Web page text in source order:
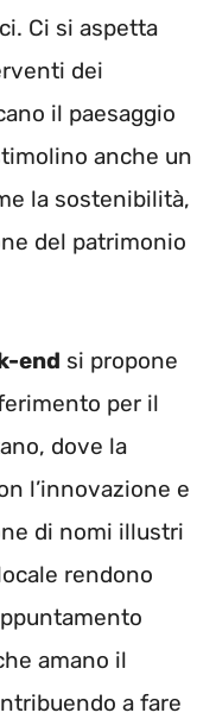
Ci si aspetta
dei
il paesaggio
anche un
la sostenibilità,
del patrimonio
end si propone
per il
dove la
l’innovazione e
di nomi illustri
rendono
amano il
a fare